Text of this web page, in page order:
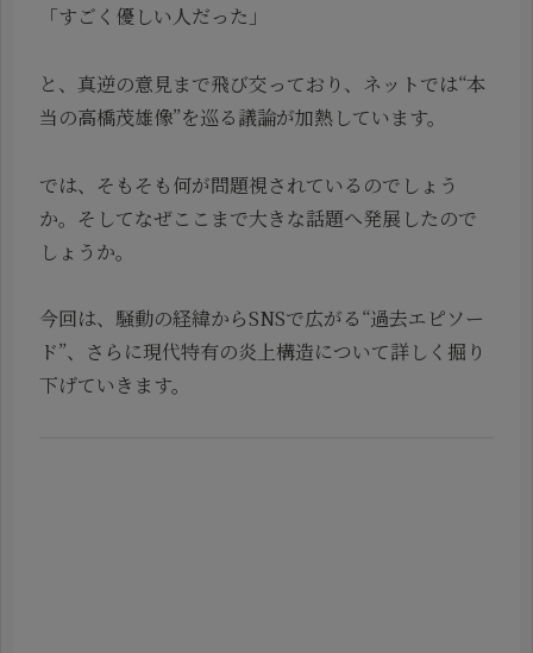
「すごく優しい人だった」
と、真逆の意見まで飛び交っており、ネットでは“本
当の高橋茂雄像”を巡る議論が加熱しています。
では、そもそも何が問題視されているのでしょう
か。そしてなぜここまで大きな話題へ発展したので
しょうか。
今回は、騒動の経緯からSNSで広がる“過去エピソー
ド”、さらに現代特有の炎上構造について詳しく掘り
下げていきます。